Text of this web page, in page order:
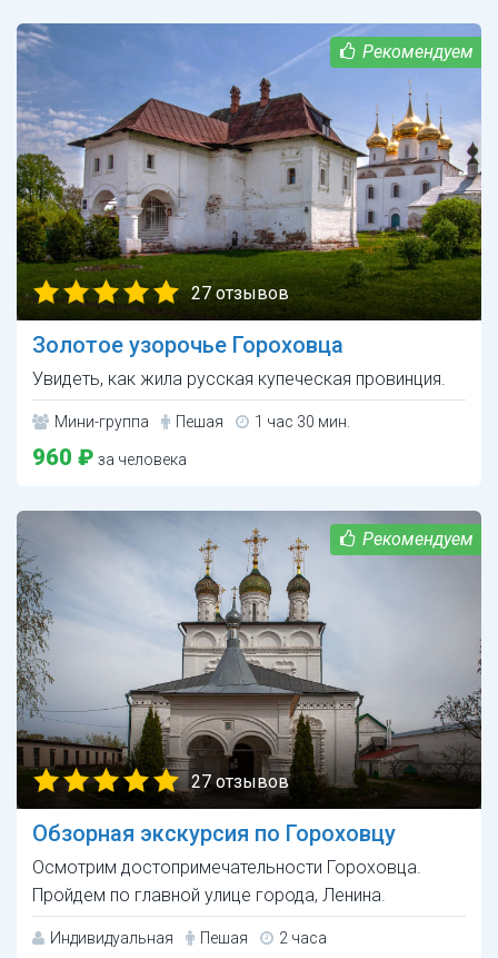
27 отзывов
Золотое узорочье Гороховца
Увидеть, как жила русская купеческая провинция.
Мини-группа Пешая 1 час 30 мин.
960 ₽ за человека
27 отзывов
Обзорная экскурсия по Гороховцу
Осмотрим достопримечательности Гороховца.
Пройдем по главной улице города, Ленина.
Индивидуальная Пешая 2 часа